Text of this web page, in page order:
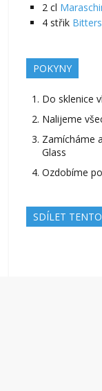
2 cl
4 střik Bitters
POKYNY
Do sklenice
Nalijeme
Zamícháme
Glass
Ozdobíme
SDÍLET